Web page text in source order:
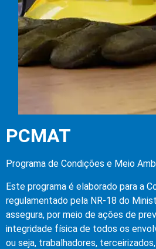
PCMAT
Programa de Condições e Meio
Este programa é elaborado para a
regulamentado pela NR-18 do
assegura, por meio de ações de
integridade física de todos os
ou seja, trabalhadores,